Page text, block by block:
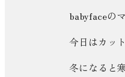
babyfaceの
今日はカッ
冬になると